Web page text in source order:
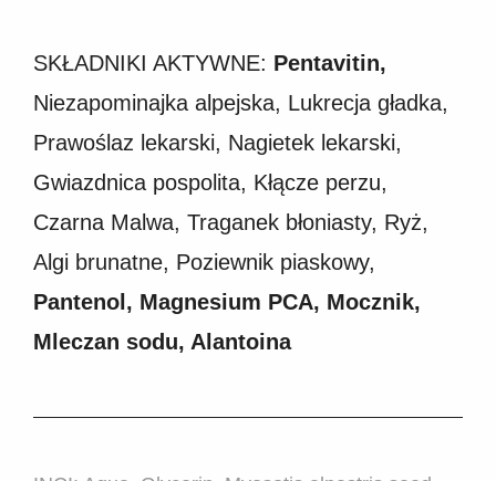
SKŁADNIKI AKTYWNE: Pentavitin,
Niezapominajka alpejska, Lukrecja gładka,
Prawoślaz lekarski, Nagietek lekarski,
Gwiazdnica pospolita, Kłącze perzu,
Czarna Malwa, Traganek błoniasty, Ryż,
Algi brunatne, Poziewnik piaskowy,
Pantenol, Magnesium PCA, Mocznik,
Mleczan sodu, Alantoina